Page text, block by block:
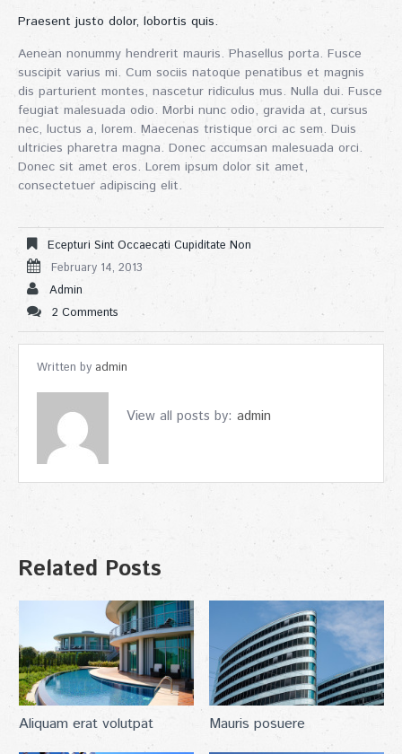
Praesent justo dolor, lobortis quis.
Aenean nonummy hendrerit mauris. Phasellus porta. Fusce
suscipit varius mi. Cum sociis natoque penatibus et magnis
dis parturient montes, nascetur ridiculus mus. Nulla dui. Fusce
feugiat malesuada odio. Morbi nunc odio, gravida at, cursus
nec, luctus a, lorem. Maecenas tristique orci ac sem. Duis
ultricies pharetra magna. Donec accumsan malesuada orci.
Donec sit amet eros. Lorem ipsum dolor sit amet,
consectetuer adipiscing elit.
Ecepturi Sint Occaecati Cupiditate Non
February 14, 2013
Admin
2 Comments
Written by admin
View all posts by: admin
Related Posts
Aliquam erat volutpat Mauris posuere